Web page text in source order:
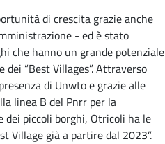
di crescita grazie anche
- ed è stato
che hanno un grande potenziale
“Best Villages”. Attraverso
di Unwto e grazie alle
linea B del Pnrr per la
dei piccoli borghi, Otricoli ha le
Village già a partire dal 2023”.